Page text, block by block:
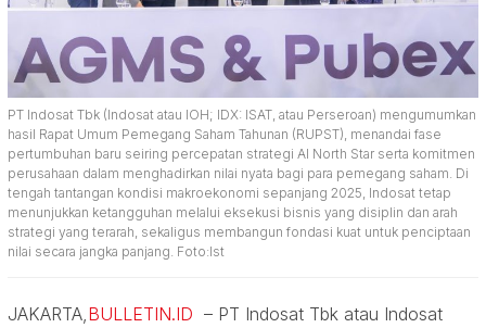
PT Indosat Tbk (Indosat atau IOH; IDX: ISAT, atau Perseroan) mengumumkan
hasil Rapat Umum Pemegang Saham Tahunan (RUPST), menandai fase
pertumbuhan baru seiring percepatan strategi AI North Star serta komitmen
perusahaan dalam menghadirkan nilai nyata bagi para pemegang saham. Di
tengah tantangan kondisi makroekonomi sepanjang 2025, Indosat tetap
menunjukkan ketangguhan melalui eksekusi bisnis yang disiplin dan arah
strategi yang terarah, sekaligus membangun fondasi kuat untuk penciptaan
nilai secara jangka panjang. Foto:Ist
JAKARTA,BULLETIN.ID – PT Indosat Tbk atau Indosat